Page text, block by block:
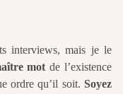
interviews, mais je le
mot de l’existence
ordre qu’il soit. Soyez